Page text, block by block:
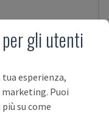
gli utenti
esperienza,
Puoi
su come